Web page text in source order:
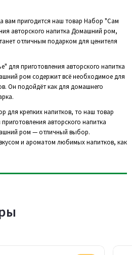
вам пригодится наш товар Набор "Сам
авторского напитка Домашний ром,
отличным подарком для ценителя
для приготовления авторского напитка
ром содержит всё необходимое для
Он подойдёт как для домашнего
для крепких напитков, то наш товар
авторского напитка
ром — отличный выбор.
и ароматом любимых напитков, как